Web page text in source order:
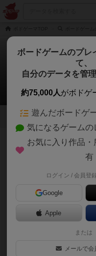
2
1458名 18名
【レビュー】心理戦
しめる神経衰弱！
【評価8/10】
ボードゲームのプレ
て、
自分のデータを管
約75,000人がボドゲ
遊んだボードゲ
気になるゲーム
お気に入り作品
有
ログイン / 会員登
Google
Apple
または
メールで会